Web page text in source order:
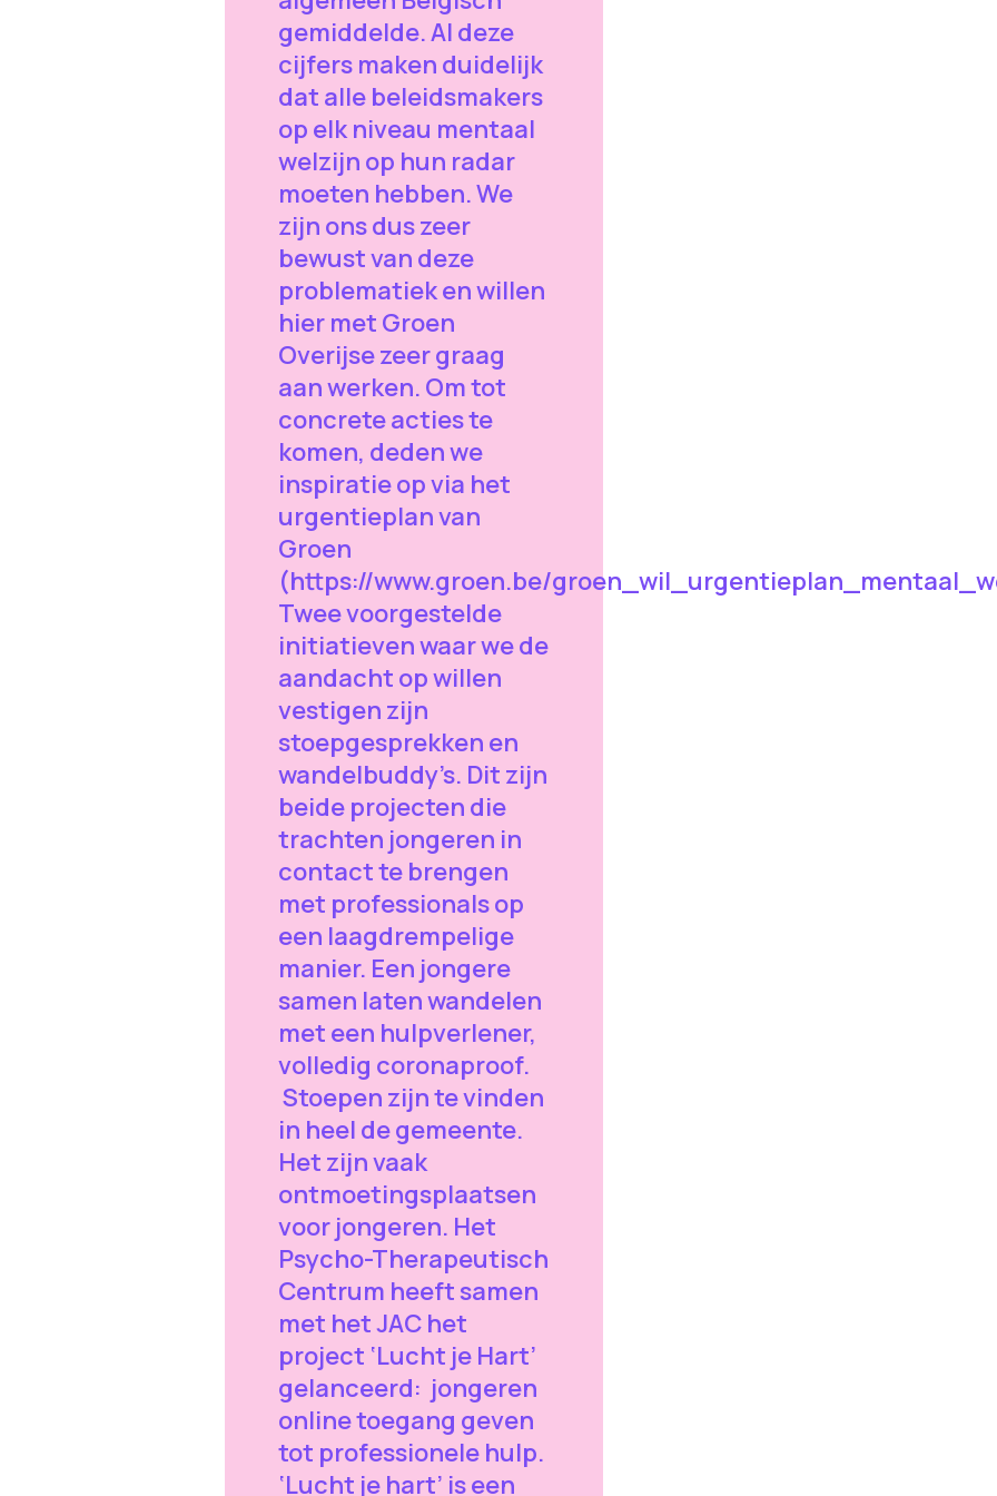
gemiddelde. Al deze
cijfers maken duidelijk
dat alle beleidsmakers
op elk niveau mentaal
welzijn op hun radar
moeten hebben. We
zijn ons dus zeer
bewust van deze
problematiek en willen
hier met Groen
Overijse zeer graag
aan werken. Om tot
concrete acties te
komen, deden we
inspiratie op via het
urgentieplan van
Groen
(https://www.groen.be/
Twee voorgestelde
initiatieven waar we de
aandacht op willen
vestigen zijn
stoepgesprekken en
wandelbuddy’s. Dit zijn
beide projecten die
trachten jongeren in
contact te brengen
met professionals op
een laagdrempelige
manier. Een jongere
samen laten wandelen
met een hulpverlener,
volledig coronaproof.
Stoepen zijn te vinden
in heel de gemeente.
Het zijn vaak
ontmoetingsplaatsen
voor jongeren. Het
Psycho-Therapeutisch
Centrum heeft samen
met het JAC het
project ‘Lucht je Hart’
gelanceerd: jongeren
online toegang geven
tot professionele hulp.
‘Lucht je hart’ is een